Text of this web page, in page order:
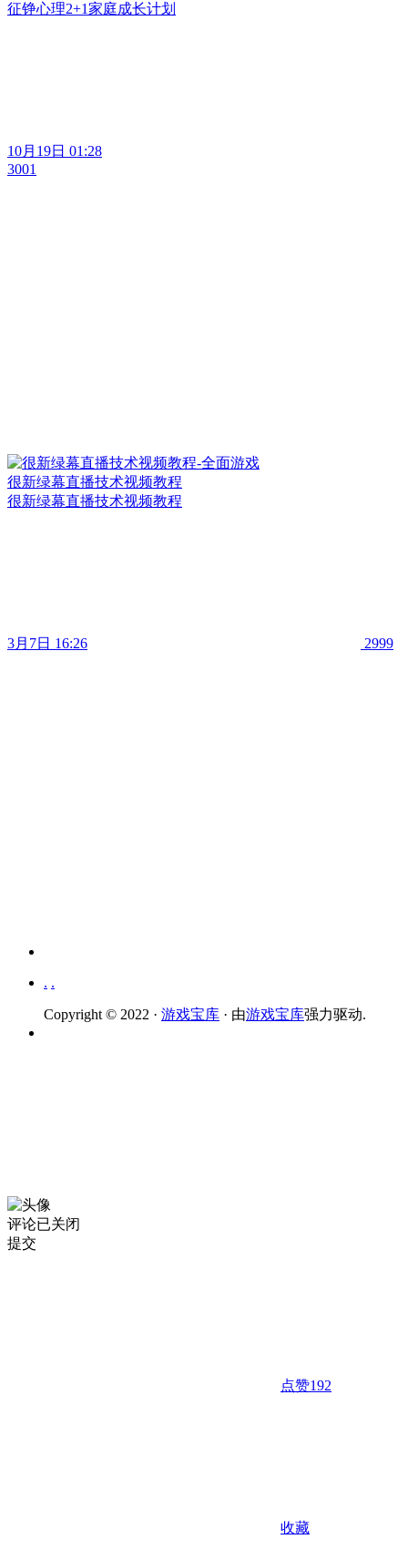
征铮心理2+1家庭成长计划
10月19日 01:28
3001
很新绿幕直播技术视频教程
很新绿幕直播技术视频教程
3月7日 16:26 2999
. .
Copyright © 2022 · 游戏宝库 · 由游戏宝库强力驱动.
评论已关闭
提交
点赞192
收藏